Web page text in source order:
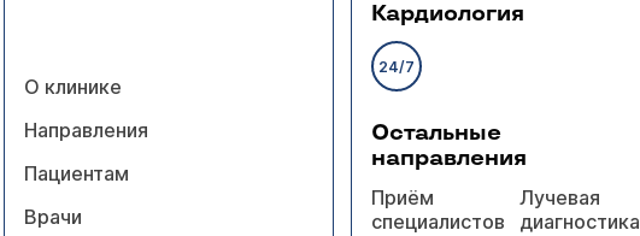
О клинике
Направления
Пациентам
Врачи
Кардиология
24/7
Остальные
направления
Приём
специалистов
Лучевая
диагностика